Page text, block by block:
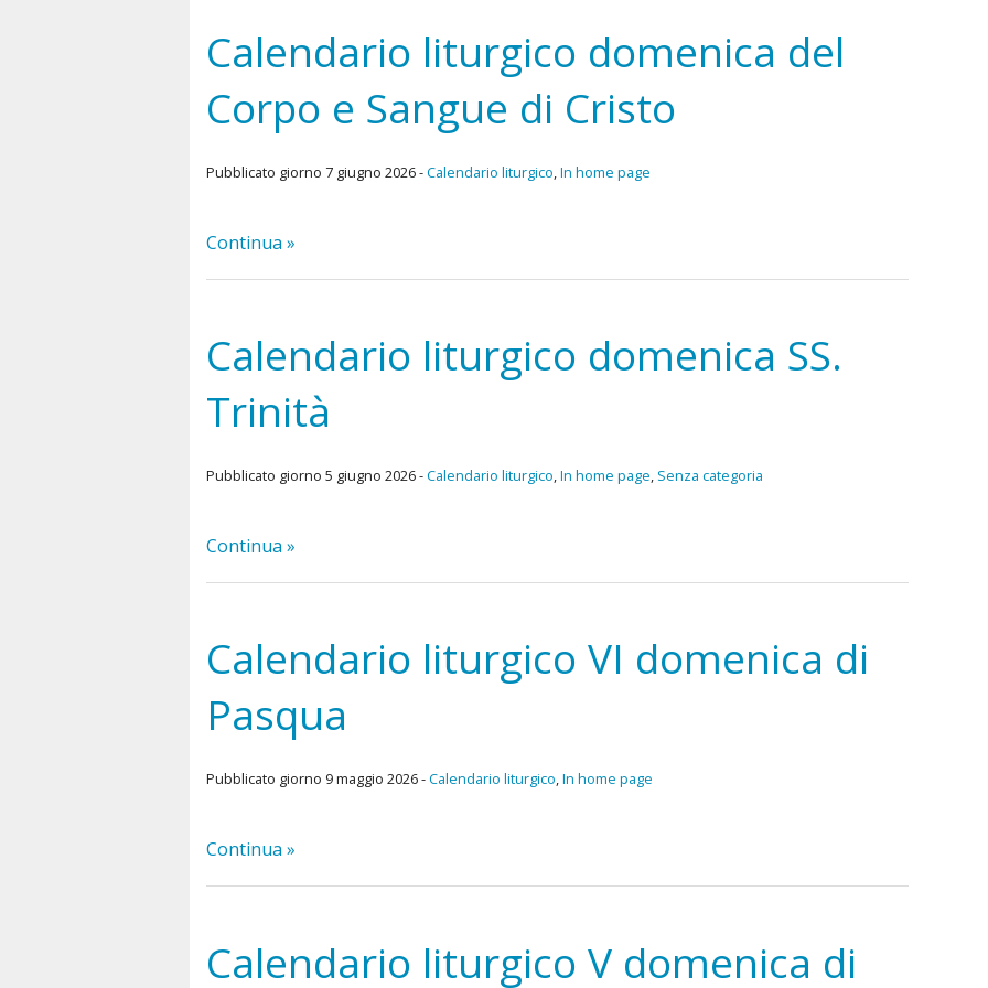
Calendario liturgico domenica del
Corpo e Sangue di Cristo
Pubblicato giorno 7 giugno 2026 -Calendario liturgico,In home page
Continua »
Calendario liturgico domenica SS.
Trinità
Pubblicato giorno 5 giugno 2026 -Calendario liturgico,In home page, Senza categoria
Continua »
Calendario liturgico VI domenica di
Pasqua
Pubblicato giorno 9 maggio 2026 -Calendario liturgico,In home page
Continua »
Calendario liturgico V domenica di